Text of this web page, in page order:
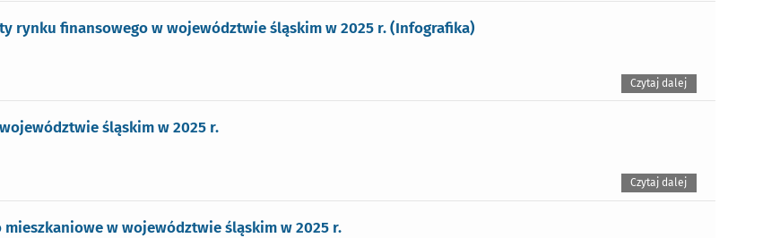
rynku finansowego w województwie śląskim w 2025 r. (Infografika)
Czytaj dalej
śląskim w 2025 r.
Czytaj dalej
w województwie śląskim w 2025 r.